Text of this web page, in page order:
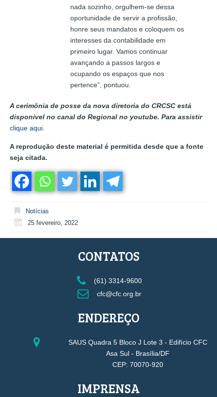
nada sozinho, orgulhem-se dessa
oportunidade de servir a profissão,
honre seus mandatos e coloquem os
interesses da contabilidade em
primeiro lugar. Vamos continuar
avançando a passos largos e
ocupando os espaços que nos
pertence”, pontuou.
A cerimônia de posse da nova diretoria do CRCSC está
disponível no canal do Regional no youtube. Para assistir
clique aqui.
A reprodução deste material é permitida desde que a fonte
seja citada.
Notícias
25 fevereiro, 2022
CONTATOS
(61) 3314-9600
cfc@cfc.org.br
ENDEREÇO
SAUS Quadra 5 Bloco J Lote 3 - Edifício CFC
Asa Sul - Brasília/DF
CEP: 70070-920
IMPRENSA